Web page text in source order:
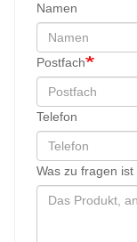
Namen
Postfach
Telefon
Was zu fragen ist